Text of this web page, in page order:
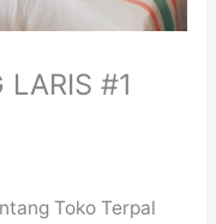
LARIS #1
Toko Terpal